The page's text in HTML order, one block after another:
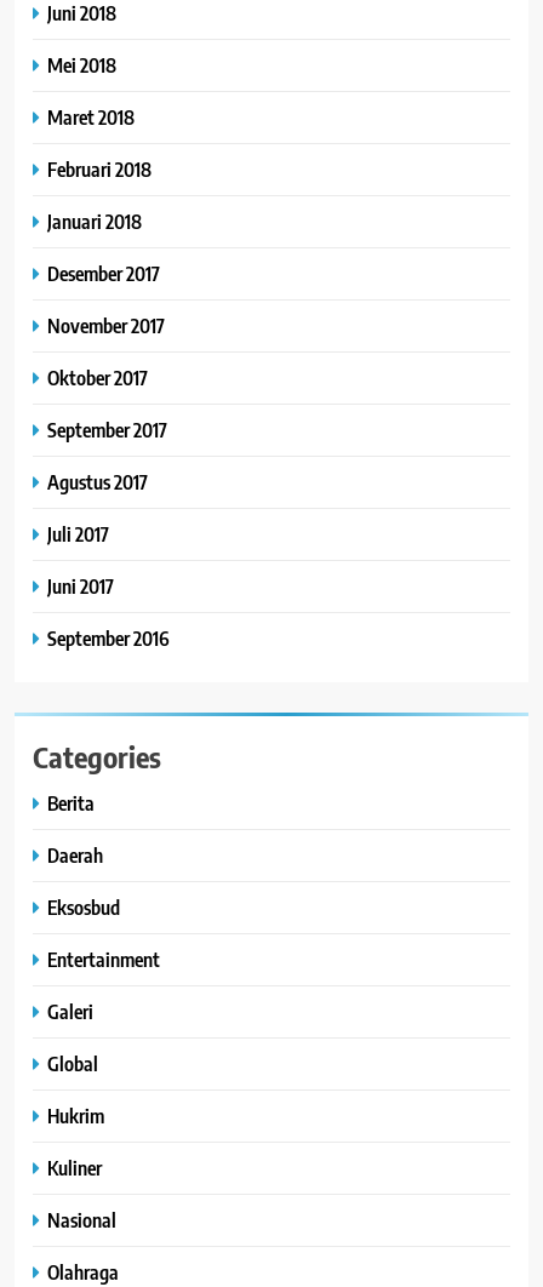
Juni 2018
Mei 2018
Maret 2018
Februari 2018
Januari 2018
Desember 2017
November 2017
Oktober 2017
September 2017
Agustus 2017
Juli 2017
Juni 2017
September 2016
Categories
Berita
Daerah
Eksosbud
Entertainment
Galeri
Global
Hukrim
Kuliner
Nasional
Olahraga